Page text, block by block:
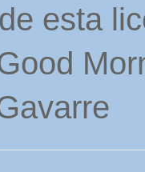
esta